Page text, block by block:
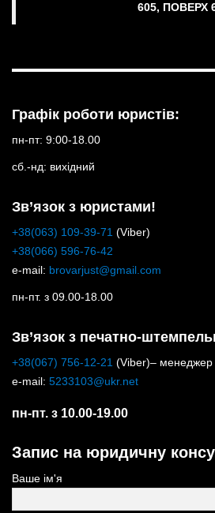
605, ПОВЕРХ
Графік роботи юристів:
пн-пт: 9:00-18.00
сб.-нд: вихідний
Зв’язок з юристами!
+38(063) 109-39-71 (Viber)
+38(066) 596-76-42
e-mail: brovarjust@gmail.com
пн-пт. з 09.00-18.00
Зв’язок з печатно-
+38(067) 756-12-21 (Viber)– менеджер
e-mail: 5233103@ukr.net
пн-пт. з 10.00-19.00
Запис на юридичну
Ваше ім'я